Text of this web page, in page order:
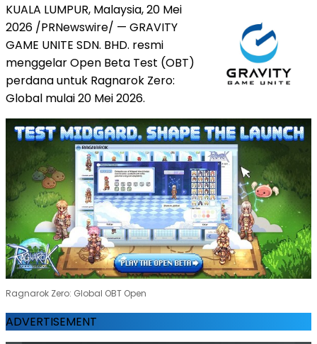
KUALA LUMPUR, Malaysia,20 Mei
2026 /PRNewswire/ — GRAVITY
GAME UNITE SDN. BHD. resmi
menggelar Open Beta Test (OBT)
perdana untuk Ragnarok Zero:
Global mulai 20 Mei 2026.
Ragnarok Zero: Global OBT Open
ADVERTISEMENT